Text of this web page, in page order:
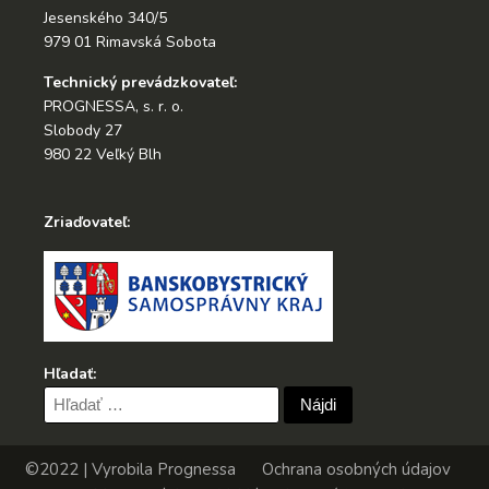
Jesenského 340/5
979 01 Rimavská Sobota
Technický prevádzkovateľ:
PROGNESSA, s. r. o.
Slobody 27
980 22 Veľký Blh
Zriaďovateľ:
Hľadať:
Hľadať:
©2022 | Vyrobila Prognessa
Ochrana osobných údajov